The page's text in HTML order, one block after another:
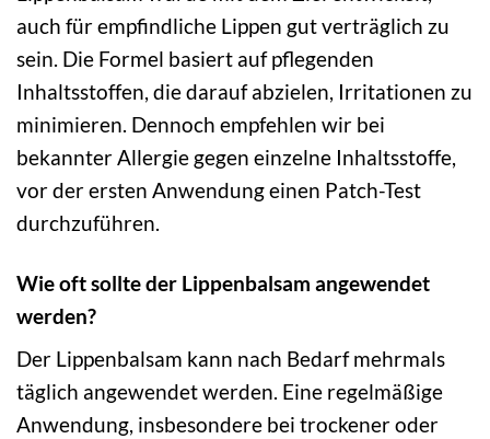
auch für empfindliche Lippen gut verträglich zu
sein. Die Formel basiert auf pflegenden
Inhaltsstoffen, die darauf abzielen, Irritationen zu
minimieren. Dennoch empfehlen wir bei
bekannter Allergie gegen einzelne Inhaltsstoffe,
vor der ersten Anwendung einen Patch-Test
durchzuführen.
Wie oft sollte der Lippenbalsam angewendet
werden?
Der Lippenbalsam kann nach Bedarf mehrmals
täglich angewendet werden. Eine regelmäßige
Anwendung, insbesondere bei trockener oder